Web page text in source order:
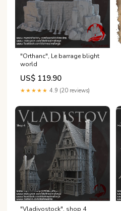
"Orthanc", Le barrage blight
world
US$ 119.90
★★★★★ 4.9 (20 reviews)
"Vladivostock", shop 4